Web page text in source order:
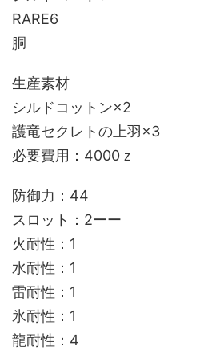
RARE6
胴
生産素材
シルドコットン×2
護竜セクレトの上羽×3
必要費用：4000ｚ
防御力：44
スロット：2ーー
火耐性：1
水耐性：1
雷耐性：1
氷耐性：1
龍耐性：4